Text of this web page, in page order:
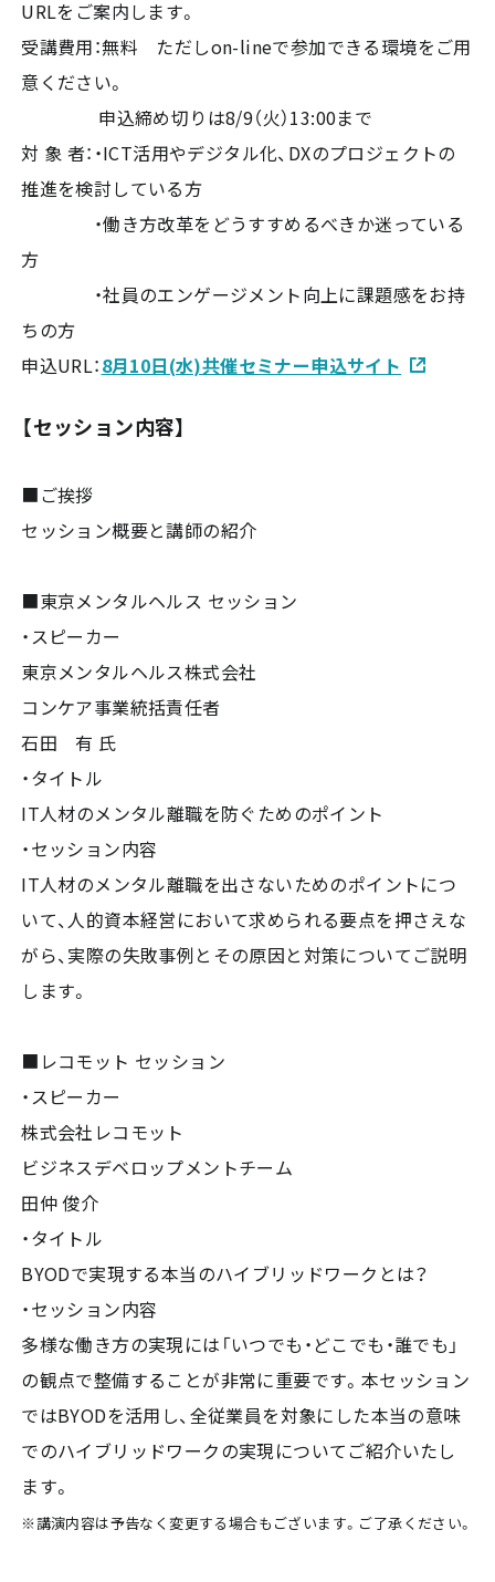
URLをご案内します。
受講費用：無料 ただしon-lineで参加できる環境をご用
意ください。
申込締め切りは8/9（火）13:00まで
対 象 者：・ICT活用やデジタル化、DXのプロジェクトの
推進を検討している方
・働き方改革をどうすすめるべきか迷っている
方
・社員のエンゲージメント向上に課題感をお持
ちの方
申込URL：8月10日(水)共催セミナー申込サイト
【セッション内容】
■ご挨拶
セッション概要と講師の紹介
■東京メンタルヘルス セッション
・スピーカー
東京メンタルヘルス株式会社
コンケア事業統括責任者
石田 有 氏
・タイトル
IT人材のメンタル離職を防ぐためのポイント
・セッション内容
IT人材のメンタル離職を出さないためのポイントにつ
いて、人的資本経営において求められる要点を押さえな
がら、実際の失敗事例とその原因と対策についてご説明
します。
■レコモット セッション
・スピーカー
株式会社レコモット
ビジネスデベロップメントチーム
田仲 俊介
・タイトル
BYODで実現する本当のハイブリッドワークとは？
・セッション内容
多様な働き方の実現には「いつでも・どこでも・誰でも」
の観点で整備することが非常に重要です。本セッション
ではBYODを活用し、全従業員を対象にした本当の意味
でのハイブリッドワークの実現についてご紹介いたし
ます。
※講演内容は予告なく変更する場合もございます。ご了承ください。